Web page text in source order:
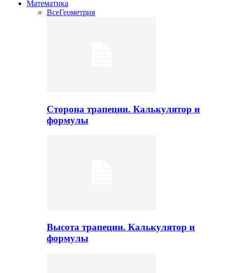
Математика
ВсеГеометрия
Сторона трапеции. Калькулятор и
формулы
Высота трапеции. Калькулятор и
формулы